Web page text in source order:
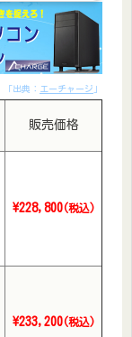
「出典： エーチャージ 」
販売価格
\228,800(税込)
\233,200(税込)